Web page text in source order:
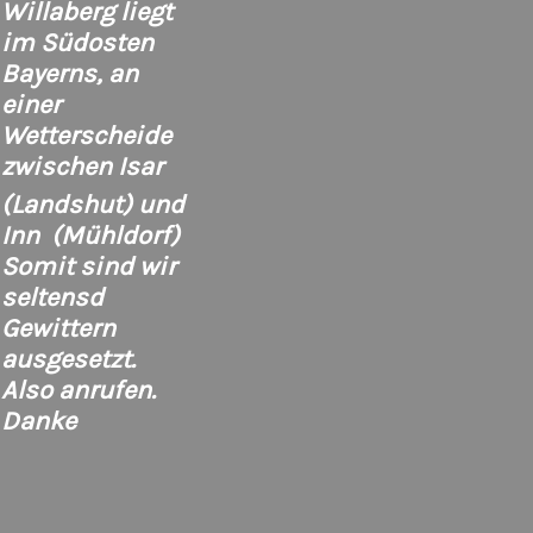
Willaberg liegt
im Südosten
Bayerns, an
einer
Wetterscheide
zwischen Isar
(Landshut) und
Inn (Mühldorf)
Somit sind wir
seltensd
Gewittern
ausgesetzt.
Also anrufen.
Danke